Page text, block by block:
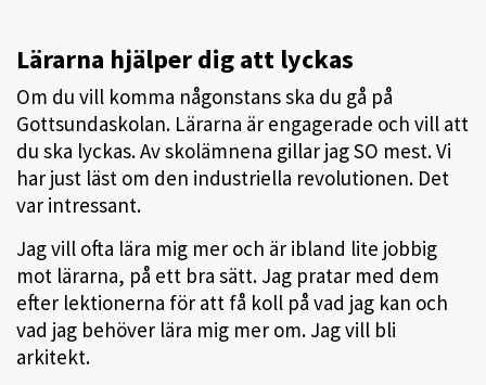
Lärarna hjälper dig att lyckas
Om du vill komma någonstans ska du gå på
Gottsundaskolan. Lärarna är engagerade och vill att
du ska lyckas. Av skolämnena gillar jag SO mest. Vi
har just läst om den industriella revolutionen. Det
var intressant.
Jag vill ofta lära mig mer och är ibland lite jobbig
mot lärarna, på ett bra sätt. Jag pratar med dem
efter lektionerna för att få koll på vad jag kan och
vad jag behöver lära mig mer om. Jag vill bli
arkitekt.